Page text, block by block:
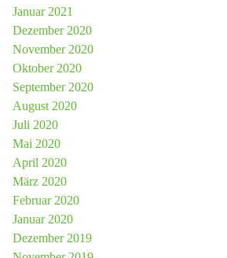
Januar 2021
Dezember 2020
November 2020
Oktober 2020
September 2020
August 2020
Juli 2020
Mai 2020
April 2020
März 2020
Februar 2020
Januar 2020
Dezember 2019